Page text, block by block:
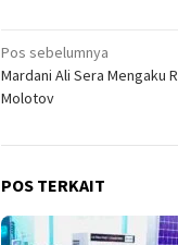
Navigasi
pos
Pos sebelumnya
Mardani Ali Sera Mengaku
Molotov
POS TERKAIT